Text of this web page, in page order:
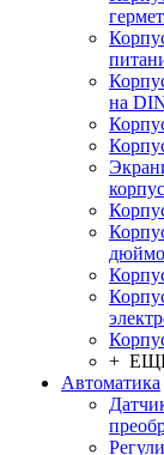
на
+
Автоматика